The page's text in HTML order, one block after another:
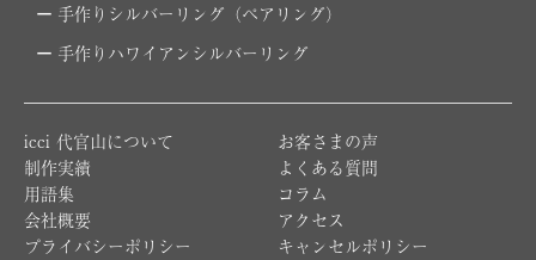
手作りシルバーリング（ペアリング）
手作りハワイアンシルバーリング
icci 代官山について
お客さまの声
制作実績
よくある質問
用語集
コラム
会社概要
アクセス
プライバシーポリシー
キャンセルポリシー